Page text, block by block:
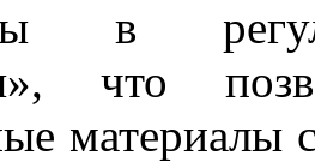
в
», что
материалы